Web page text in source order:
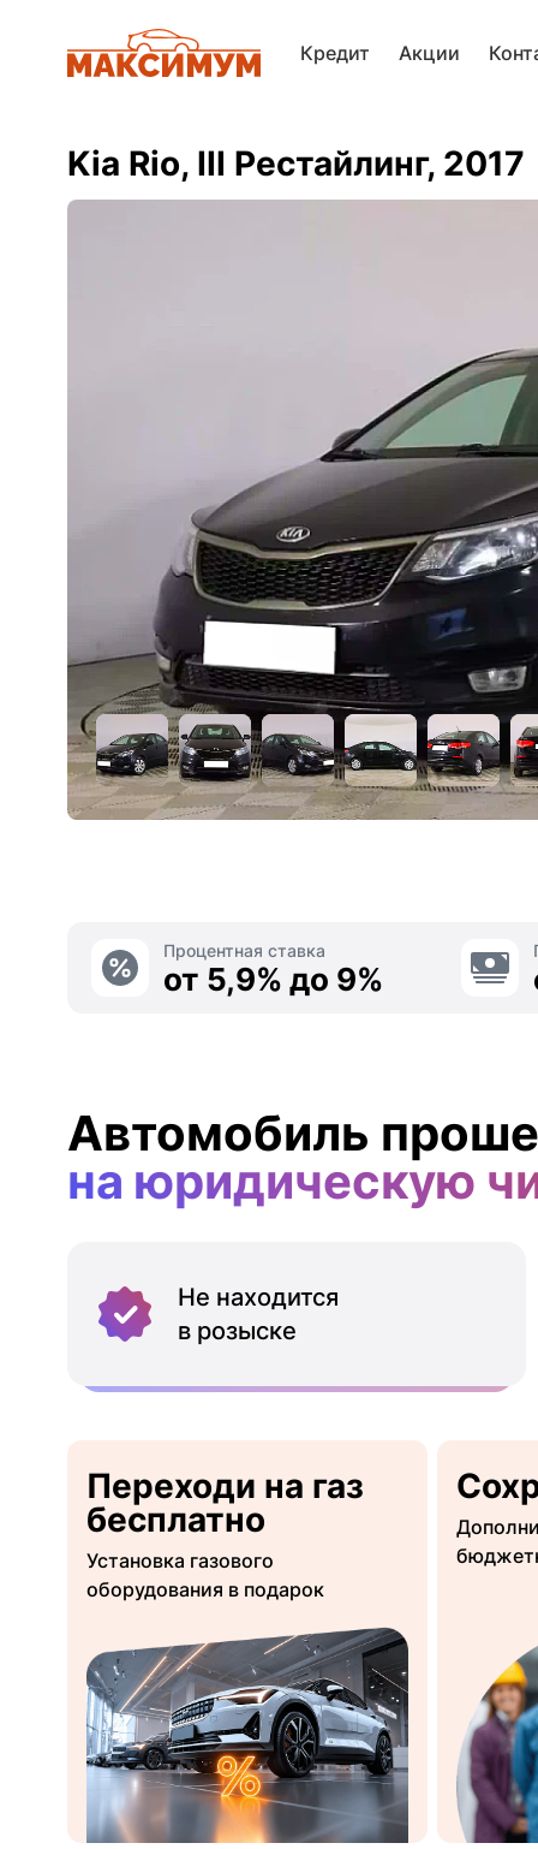
Кредит Акции
Kia Rio, III Рестайлинг, 2017
Процентная ставка
от 5,9% до 9%
Автомобиль
на юридическую
Не находится
в розыске
Переходи на газ
бесплатно
Установка газового
оборудования в подарок